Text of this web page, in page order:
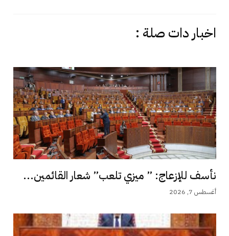
اخبار دات صلة :
نأسف للإزعاج: ” ميزي تلعب” شعار القائمين...
أغسطس 7, 2026